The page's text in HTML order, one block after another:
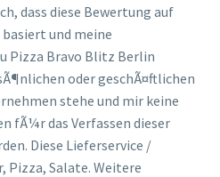
dass diese Bewertung auf
und meine
Pizza Bravo Blitz Berlin
oder geschÃ¤ftlichen
stehe und mir keine
fÃ¼r das Verfassen dieser
Diese Lieferservice /
Pizza, Salate. Weitere